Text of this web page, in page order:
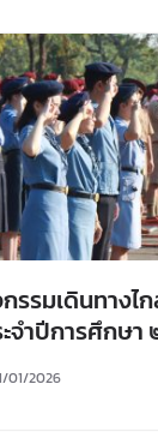
รรมเดินทางไ
จำปีการศึกษา
01/2026